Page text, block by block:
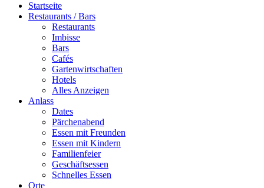
Startseite
Restaurants / Bars
Restaurants
Imbisse
Bars
Cafés
Gartenwirtschaften
Hotels
Alles Anzeigen
Anlass
Dates
Pärchenabend
Essen mit Freunden
Essen mit Kindern
Familienfeier
Geschäftsessen
Schnelles Essen
Orte